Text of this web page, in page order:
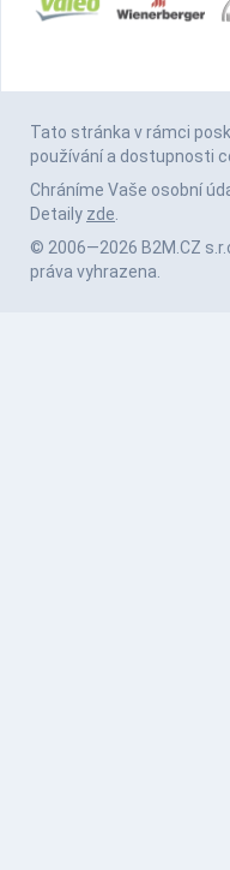
Tato stránka v rámci
používání a dostupnosti
Chráníme Vaše osobní
Detaily zde.
© 2006—2026 B2M.CZ
práva vyhrazena.